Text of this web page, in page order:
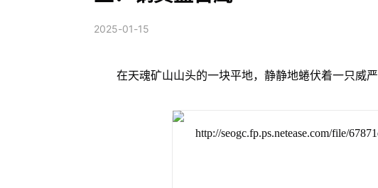
2025-01-15
在天魂矿山山头的一块平地，静静地蜷伏着一只威